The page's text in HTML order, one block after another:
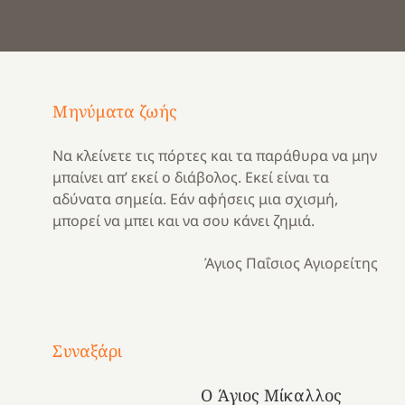
Μηνύματα ζωής
Να κλείνετε τις πόρτες και τα παράθυρα να μην
μπαίνει απ’ εκεί ο διάβολος. Εκεί είναι τα
αδύνατα σημεία. Εάν αφήσεις μια σχισμή,
μπορεί να μπει και να σου κάνει ζημιά.
Άγιος Παΐσιος Αγιορείτης
Συναξάρι
Ο Άγιος Μίκαλλος
Μια
και
Κατασκηνωτικές